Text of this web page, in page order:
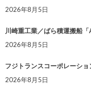
2026年8月5日
川崎重工業／ばら積運搬船
2026年8月5日
フジトランスコーポレーシ
2026年8月5日